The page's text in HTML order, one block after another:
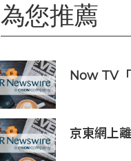
為您推薦
Now TV
趣科學大
隆小科學
京東網上